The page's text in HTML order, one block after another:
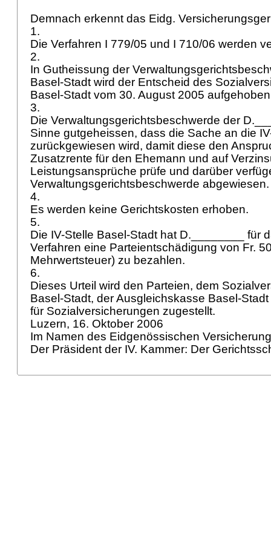
Demnach erkennt das Eidg.
1.
Die Verfahren I 779/05 und I 710/06 werden
2.
In Gutheissung der
Basel-Stadt wird der Entscheid des
Basel-Stadt vom 30. August 2005
3.
Die Verwaltungsgerichtsbeschwerde der
Sinne gutgeheissen, dass die Sache an die
zurückgewiesen wird, damit diese den
Zusatzrente für den Ehemann und auf
Leistungsansprüche prüfe und darüber
Verwaltungsgerichtsbeschwerde
4.
Es werden keine Gerichtskosten erhoben.
5.
Die IV-Stelle Basel-Stadt hat D.________ für
Verfahren eine Parteientschädigung von Fr.
Mehrwertsteuer) zu bezahlen.
6.
Dieses Urteil wird den Parteien, dem
Basel-Stadt, der Ausgleichskasse Basel-
für Sozialversicherungen zugestellt.
Luzern, 16. Oktober 2006
Im Namen des Eidgenössischen
Der Präsident der IV. Kammer: Der